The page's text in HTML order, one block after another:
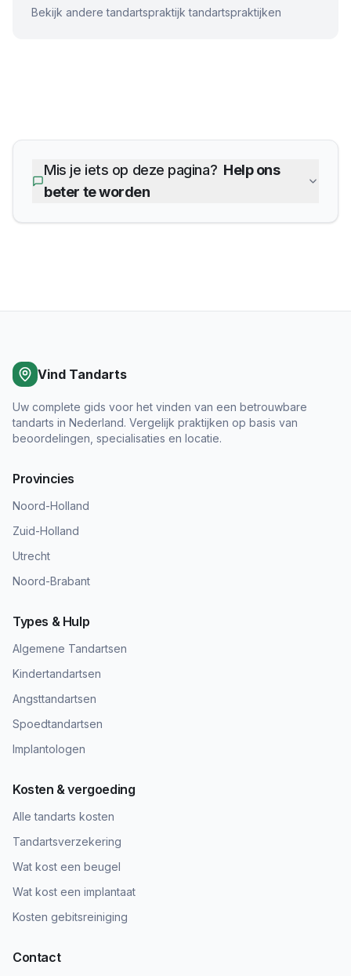
Bekijk anderetandartspraktijk tandartspraktijken
Mis je iets op deze pagina? Help ons
beter te worden
Vind Tandarts
Uw complete gids voor het vinden van een betrouwbare
tandarts in Nederland. Vergelijk praktijken op basis van
beoordelingen, specialisaties en locatie.
Provincies
Noord-Holland
Zuid-Holland
Utrecht
Noord-Brabant
Types & Hulp
Algemene Tandartsen
Kindertandartsen
Angsttandartsen
Spoedtandartsen
Implantologen
Kosten & vergoeding
Alle tandarts kosten
Tandartsverzekering
Wat kost een beugel
Wat kost een implantaat
Kosten gebitsreiniging
Contact